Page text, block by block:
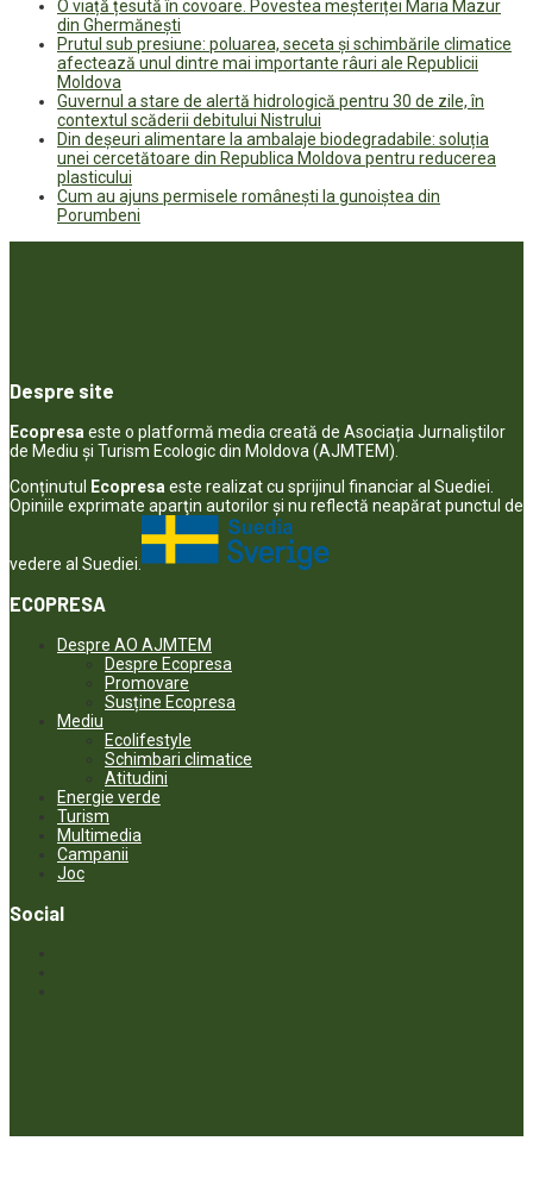
O viață țesută în covoare. Povestea meșteriței Maria Mazur
din Ghermănești
Prutul sub presiune: poluarea, seceta și schimbările climatice
afectează unul dintre mai importante râuri ale Republicii
Moldova
Guvernul a stare de alertă hidrologică pentru 30 de zile, în
contextul scăderii debitului Nistrului
Din deșeuri alimentare la ambalaje biodegradabile: soluția
unei cercetătoare din Republica Moldova pentru reducerea
plasticului
Cum au ajuns permisele românești la gunoiștea din
Porumbeni
Despre site
Ecopresa este o platformă media creată de Asociația Jurnaliștilor
de Mediu și Turism Ecologic din Moldova (AJMTEM).
Conținutul
Ecopresa este realizat cu sprijinul financiar al Suediei.
Opiniile exprimate aparţin autorilor şi nu reflectă neapărat punctul de
vedere al Suediei.
ECOPRESA
Despre AO AJMTEM
Despre Ecopresa
Promovare
Susține Ecopresa
Mediu
Ecolifestyle
Schimbari climatice
Atitudini
Energie verde
Turism
Multimedia
Campanii
Joc
Social